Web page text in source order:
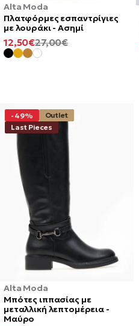
Alta Moda
Πλατφόρμες εσπαντρίγιες
με λουράκι - Ασημί
ΚΑΝΟΝΙΚΉ
27,00€
ΕΛΆΧΙΣΤΗ
ΤΙΜΉ
12,50€
Alta Moda
Μπότες ιππασίας με
μεταλλική λεπτομέρεια -
Μαύρο
-49%
Outlet
Last Pieces